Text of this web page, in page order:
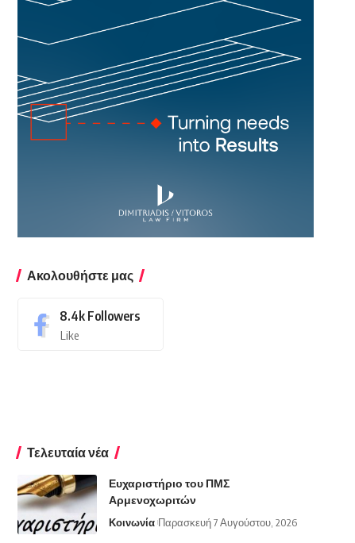
Ακολουθήστε μας
8.4k Followers
Like
Τελευταία νέα
Ευχαριστήριο του ΠΜΣ
Αρμενοχωριτών
Κοινωνία Παρασκευή 7 Αυγούστου, 2026